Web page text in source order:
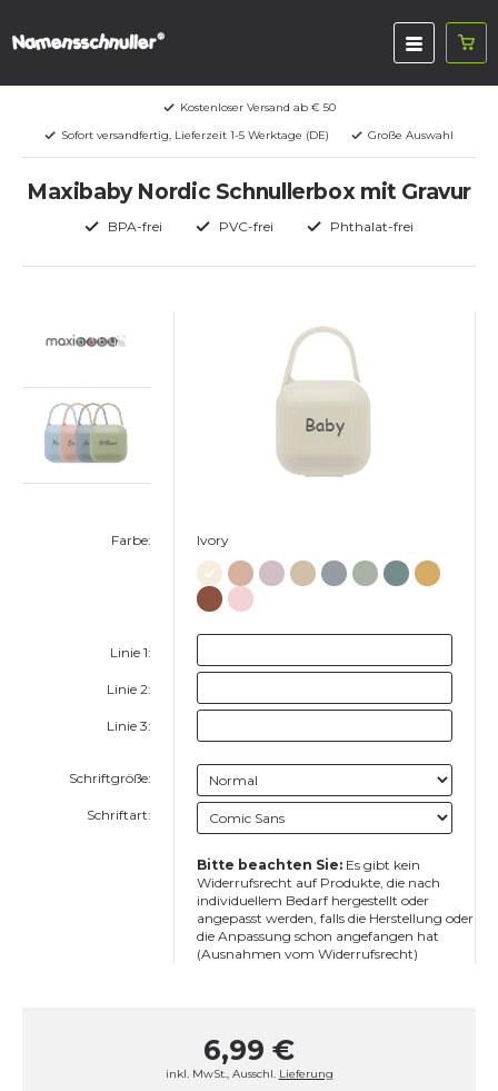
Kostenloser Versand ab € 50
Sofort versandfertig, Lieferzeit 1-5 Werktage (DE)
Große Auswahl
Maxibaby Nordic Schnullerbox mit Gravur
BPA-frei PVC-frei Phthalat-frei
Farbe:
Linie 1:
Linie 2:
Linie 3:
Schriftgröße:
Schriftart:
Baby
Ivory
Bitte beachten Sie: Es gibt kein
Widerrufsrecht auf Produkte, die nach
individuellem Bedarf hergestellt oder
angepasst werden, falls die Herstellung oder
die Anpassung schon angefangen hat
(Ausnahmen vom Widerrufsrecht)
6,99 €
inkl. MwSt., Ausschl. Lieferung